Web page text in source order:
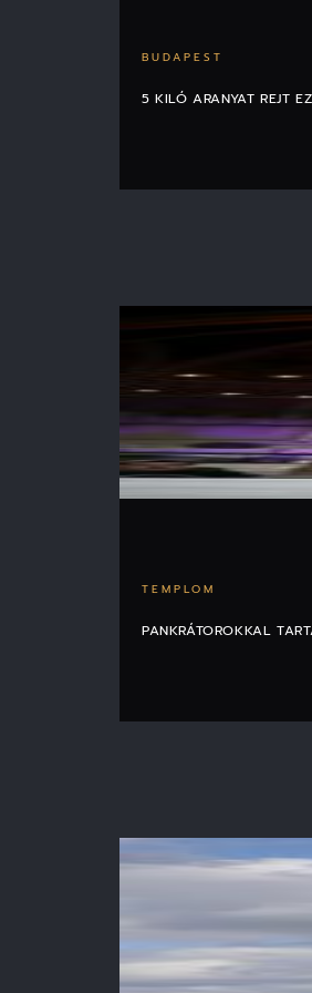
BUDAPEST
5 KILÓ ARANYAT REJT
TEMPLOM
PANKRÁTOROKKAL